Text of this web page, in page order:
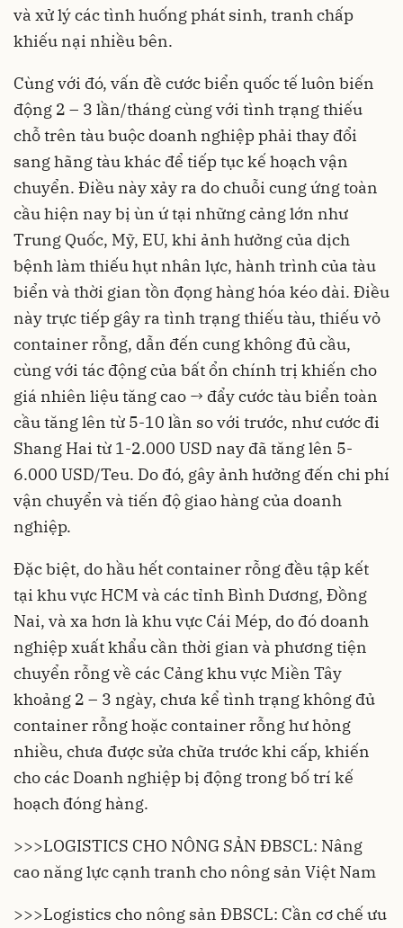
và xử lý các tình huống phát sinh, tranh chấp
khiếu nại nhiều bên.
Cùng với đó, vấn đề cước biển quốc tế luôn biến
động 2 – 3 lần/tháng cùng với tình trạng thiếu
chỗ trên tàu buộc doanh nghiệp phải thay đổi
sang hãng tàu khác để tiếp tục kế hoạch vận
chuyển. Điều này xảy ra do chuỗi cung ứng toàn
cầu hiện nay bị ùn ứ tại những cảng lớn như
Trung Quốc, Mỹ, EU, khi ảnh hưởng của dịch
bệnh làm thiếu hụt nhân lực, hành trình của tàu
biển và thời gian tồn đọng hàng hóa kéo dài. Điều
này trực tiếp gây ra tình trạng thiếu tàu, thiếu vỏ
container rỗng, dẫn đến cung không đủ cầu,
cùng với tác động của bất ổn chính trị khiến cho
giá nhiên liệu tăng cao → đẩy cước tàu biển toàn
cầu tăng lên từ 5-10 lần so với trước, như cước đi
Shang Hai từ 1-2.000 USD nay đã tăng lên 5-
6.000 USD/Teu. Do đó, gây ảnh hưởng đến chi phí
vận chuyển và tiến độ giao hàng của doanh
nghiệp.
Đặc biệt, do hầu hết container rỗng đều tập kết
tại khu vực HCM và các tỉnh Bình Dương, Đồng
Nai, và xa hơn là khu vực Cái Mép, do đó doanh
nghiệp xuất khẩu cần thời gian và phương tiện
chuyển rỗng về các Cảng khu vực Miền Tây
khoảng 2 – 3 ngày, chưa kể tình trạng không đủ
container rỗng hoặc container rỗng hư hỏng
nhiều, chưa được sửa chữa trước khi cấp, khiến
cho các Doanh nghiệp bị động trong bố trí kế
hoạch đóng hàng.
>>>LOGISTICS CHO NÔNG SẢN ĐBSCL: Nâng
cao năng lực cạnh tranh cho nông sản Việt Nam
>>>Logistics cho nông sản ĐBSCL: Cần cơ chế ưu